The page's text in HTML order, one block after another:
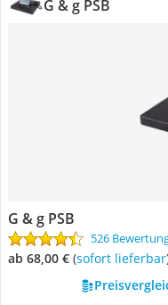
G & g PSB
G & g PSB
526
ab 68,00 € ( Sofort lieferbar